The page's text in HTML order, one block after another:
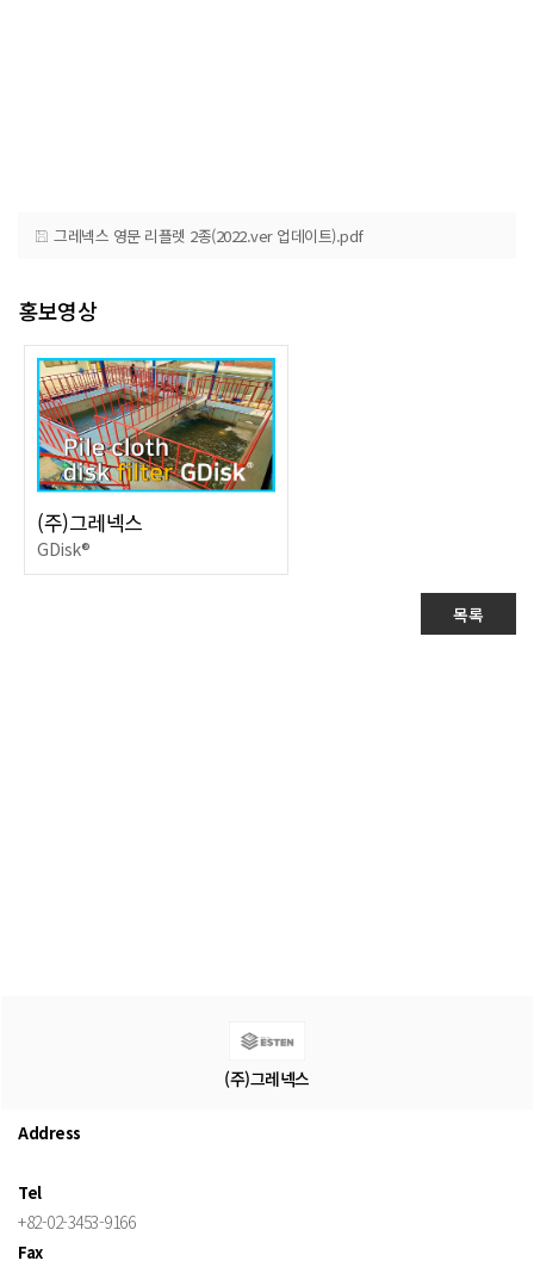
(주)그레넥스
Address
Tel
+82-02-3453-9166
Fax
그레넥스 영문 리플렛 2종(2022.ver 업데이트).pdf
홍보영상
(주)그레넥스
GDisk®